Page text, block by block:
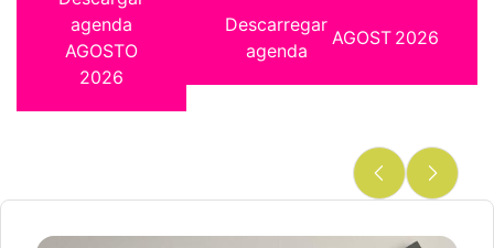
agenda
AGOSTO
2026
Descarregar
agenda
AGOST 2026